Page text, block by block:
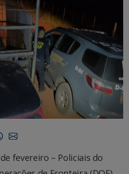
fevereiro – Policiais do